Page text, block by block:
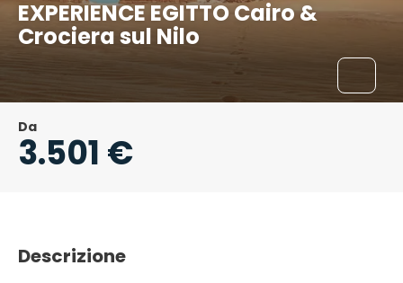
EXPERIENCE EGITTO Cairo &
Crociera sul Nilo
Da
3.501 €
Descrizione